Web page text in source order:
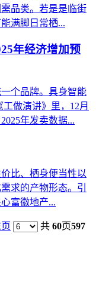
品类。若是是临街
满脚日常栖...
年经济增加预
个品牌。具身智能
做演讲》里，12月
年发卖数据...
比、栖身便当性以
求的产物形态。引
富徽地产...
共 60页597